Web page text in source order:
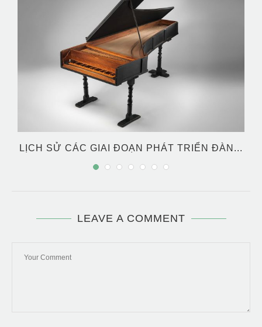
LỊCH SỬ CÁC GIAI ĐOẠN PHÁT TRIỂN ĐÀN...
LEAVE A COMMENT